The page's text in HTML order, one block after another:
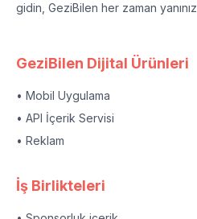
gidin, GeziBilen her zaman
GeziBilen Dijital Ürünleri
• Mobil Uygulama
• API İçerik Servisi
• Reklam
İş Birlikteleri